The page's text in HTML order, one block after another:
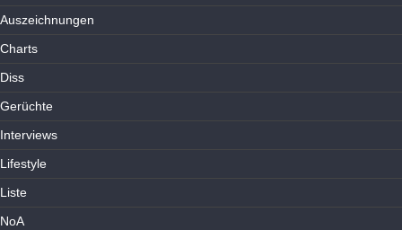
Auszeichnungen
Charts
Diss
Gerüchte
Interviews
Lifestyle
Liste
NoA